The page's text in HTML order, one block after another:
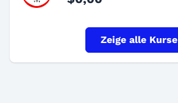
Zeige alle Kurse